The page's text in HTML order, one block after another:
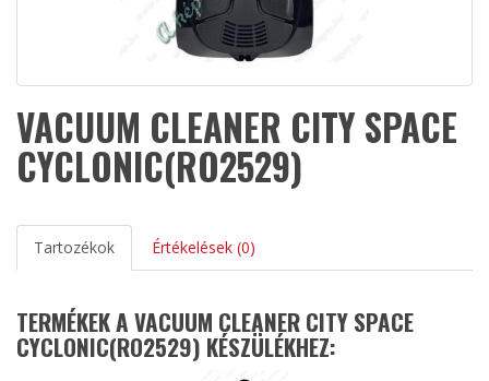
VACUUM CLEANER CITY SPACE
CYCLONIC(RO2529)
Tartozékok Értékelések (0)
TERMÉKEK A VACUUM CLEANER CITY SPACE
CYCLONIC(RO2529) KÉSZÜLÉKHEZ: